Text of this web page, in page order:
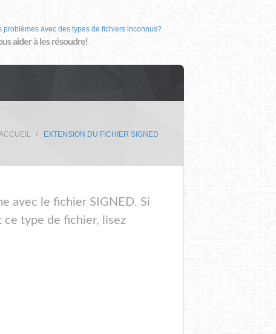
problèmes avec des types de fichiers inconnus?
aider à les résoudre!
EXTENSION DU FICHIER SIGNED
avec le fichier SIGNED. Si
ce type de fichier, lisez